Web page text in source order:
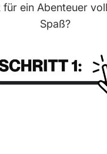
ein Abenteuer
Spaß?